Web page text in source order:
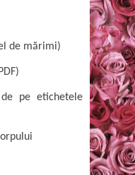
de mărimi)
pe etichetele